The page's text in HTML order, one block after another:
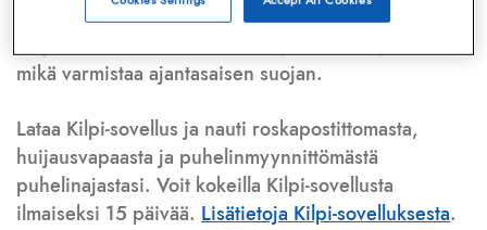
puhelinhuijarin numero, sähköpostiosoitetai
huijausviesti. Tietokantaamme päivitetään jatkuvasti,
mikä varmistaa ajantasaisen suojan.
Lataa Kilpi-sovellus ja nauti roskapostittomasta,
huijausvapaasta ja puhelinmyynnittömästä
puhelinajastasi. Voit kokeilla Kilpi-sovellusta
ilmaiseksi 15 päivää. Lisätietoja Kilpi-sovelluksesta.